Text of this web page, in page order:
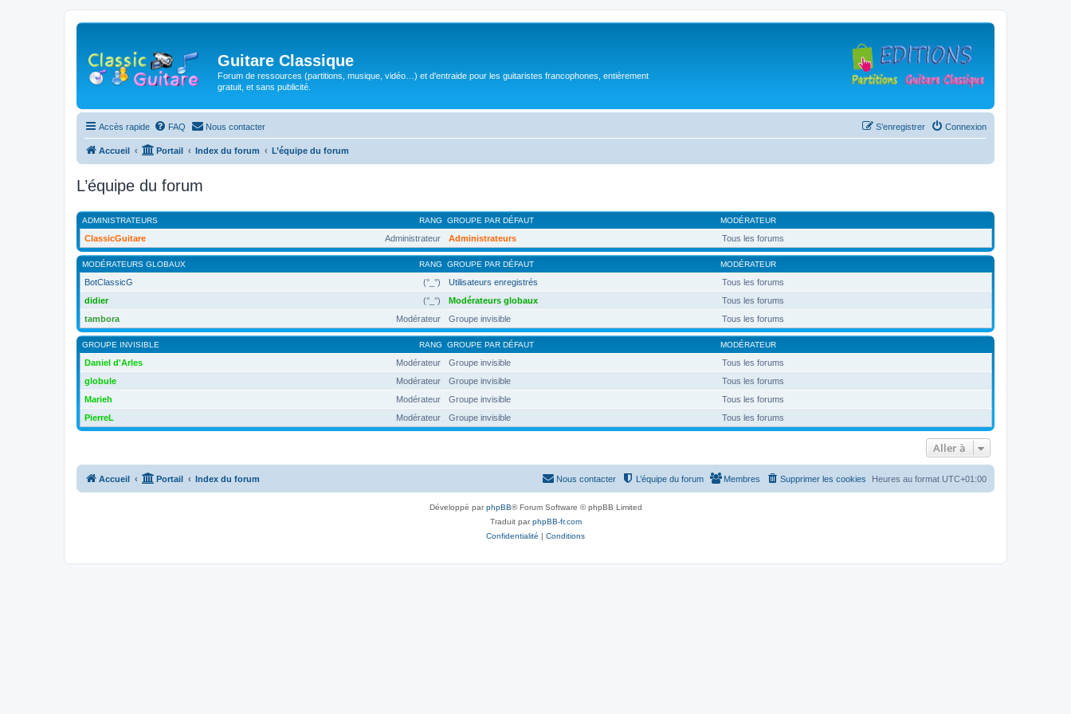
Guitare Classique
Forum de ressources (partitions, musique, vidéo…) et d'entraide pour les guitaristes francophones, entièrement
gratuit, et sans publicité.
Accès rapide FAQ Nous contacter Connexion
S’enregistrer
Accueil Portail Index du forum L’équipe du forum
L’équipe du forum
RANG
ADMINISTRATEURS GROUPE PAR DÉFAUT MODÉRATEUR
Administrateur
ClassicGuitare Administrateurs Tous les forums
RANG
MODÉRATEURS GLOBAUX GROUPE PAR DÉFAUT MODÉRATEUR
(°_°)
BotClassicG Utilisateurs enregistrés
Tous les forums
(°_°)
didier Modérateurs globaux
Tous les forums
Modérateur
tambora Groupe invisible Tous les forums
RANG
GROUPE INVISIBLE GROUPE PAR DÉFAUT MODÉRATEUR
Modérateur
Daniel d'Arles Groupe invisible
Tous les forums
Modérateur
globule Groupe invisible
Tous les forums
Modérateur
Marieh Groupe invisible
Tous les forums
Modérateur
PierreL Groupe invisible Tous les forums
Aller à
Accueil Portail Index du forum Heures au format UTC+01:00
Supprimer les cookies
Membres
L’équipe du forum
Nous contacter
Développé parphpBB® Forum Software © phpBB Limited
Traduit parphpBB-fr.com
Confidentialité | Conditions